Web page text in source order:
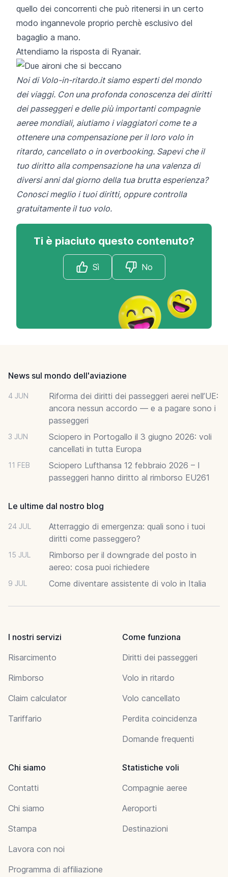
quello dei concorrenti che può ritenersi in un certo
modo ingannevole proprio perchè esclusivo del
bagaglio a mano.
Attendiamo la risposta di Ryanair.
Noi di Volo-in-ritardo.itsiamo esperti del mondo
dei viaggi. Con una profonda conoscenza dei diritti
dei passeggeri e delle più importanti compagnie
aeree mondiali, aiutiamo i viaggiatori come te a
ottenere una compensazione per il loro volo in
ritardo, cancellato o in overbooking. Sapevi che il
tuo diritto alla compensazione ha una valenza di
diversi anni dal giorno della tua brutta esperienza?
Conosci meglio i tuoi diritti, oppure controlla
gratuitamente il tuo volo.
Ti è piaciuto questo contenuto?
Sì No
News sul mondo dell'aviazione
4 JUN
Riforma dei diritti dei passeggeri aerei nell’UE:
ancora nessun accordo — e a pagare sono i
passeggeri
3 JUN
Sciopero in Portogallo il 3 giugno 2026: voli
cancellati in tutta Europa
11 FEB
Sciopero Lufthansa 12 febbraio 2026 – I
passeggeri hanno diritto al rimborso EU261
Le ultime dal nostro blog
24 JUL
Atterraggio di emergenza: quali sono i tuoi
diritti come passeggero?
15 JUL
Rimborso per il downgrade del posto in
aereo: cosa puoi richiedere
9 JUL Come diventare assistente di volo in Italia
I nostri servizi
Risarcimento
Rimborso
Claim calculator
Tariffario
Come funziona
Diritti dei passeggeri
Volo in ritardo
Volo cancellato
Perdita coincidenza
Domande frequenti
Chi siamo
Contatti
Chi siamo
Stampa
Lavora con noi
Programma di affiliazione
Statistiche voli
Compagnie aeree
Aeroporti
Destinazioni